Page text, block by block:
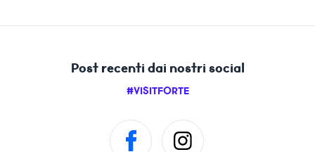
Post recenti dai nostri social
#VISITFORTE